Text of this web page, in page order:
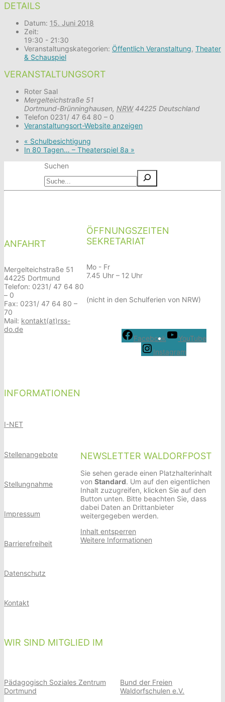
DETAILS
Datum: 15. Juni 2018
Zeit:
19:30 - 21:30
Veranstaltungskategorien: Öffentlich Veranstaltung, Theater
& Schauspiel
VERANSTALTUNGSORT
Roter Saal
Mergelteichstraße 51
Dortmund-Brünninghausen, NRW 44225 Deutschland
Telefon 0231/ 47 64 80 – 0
Veranstaltungsort-Website anzeigen
« Schulbesichtigung
In 80 Tagen… – Theaterspiel 8a »
Suchen
ANFAHRT
Mergelteichstraße 51
44225 Dortmund
Telefon: 0231/ 47 64 80
– 0
Fax: 0231/ 47 64 80 –
70
Mail: kontakt(at)rss-
do.de
ÖFFNUNGSZEITEN
SEKRETARIAT
Mo - Fr
7.45 Uhr – 12 Uhr
(nicht in den Schulferien von NRW)
Facebook
YouTube
Instagram
INFORMATIONEN
I-NET
Stellenangebote
Stellungnahme
Impressum
Barrierefreiheit
Datenschutz
Kontakt
NEWSLETTER WALDORFPOST
Sie sehen gerade einen Platzhalterinhalt
von Standard. Um auf den eigentlichen
Inhalt zuzugreifen, klicken Sie auf den
Button unten. Bitte beachten Sie, dass
dabei Daten an Drittanbieter
weitergegeben werden.
Inhalt entsperren
Weitere Informationen
WIR SIND MITGLIED IM
Pädagogisch Soziales Zentrum
Dortmund
Bund der Freien
Waldorfschulen e.V.